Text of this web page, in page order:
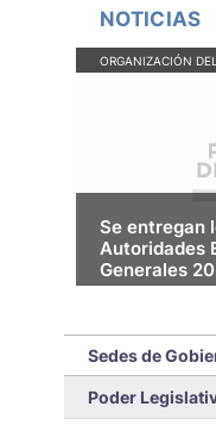
NOTICIAS
ORGANIZACIÓN
Se entregan
Autoridades
Generales
acto de entrega
electas en las
ceremonia se
Centro Cultural
ciudad capital.
Sedes de
Poder